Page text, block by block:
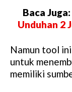
Baca Juga:
Unduhan 2
Namun tool
untuk
memiliki